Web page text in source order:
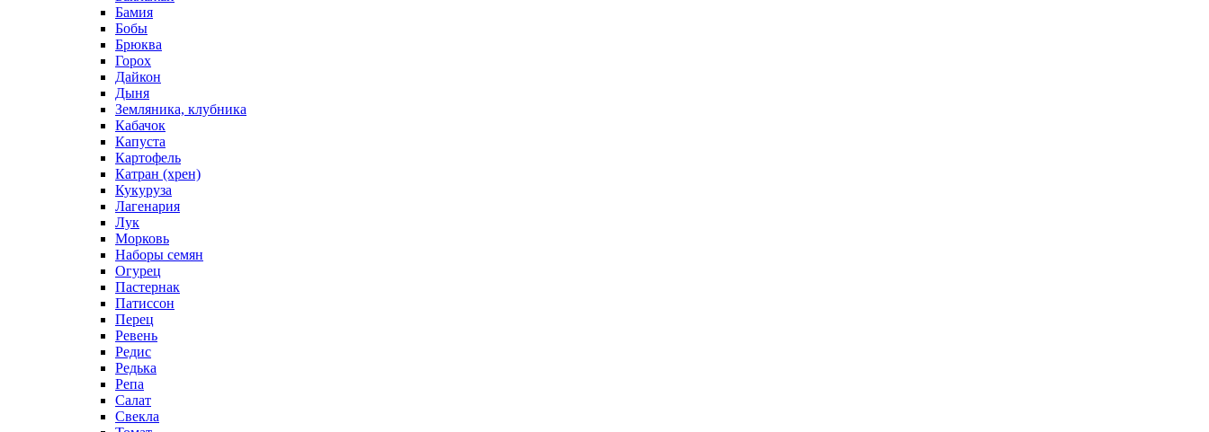
Бамия
Бобы
Брюква
Горох
Дайкон
Дыня
Земляника, клубника
Кабачок
Капуста
Картофель
Катран (хрен)
Кукуруза
Лагенария
Лук
Морковь
Наборы семян
Огурец
Пастернак
Патиссон
Перец
Ревень
Редис
Редька
Репа
Салат
Свекла